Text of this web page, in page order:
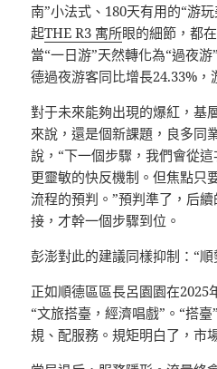
南”小法式、180天有用的“游
起THE R3 寓所眼的細節，都
當“一日游”天然轉化為“過夜游
德過夜游客同比增長24.33%，
對于未來能夠出現的爆紅，基
來說，還是個新課題，良多同
說，“下一個步驟，我們會從
更靈敏的快反機制。但焦點只
流程的預判。”預判準了，后
接，才幹一個步驟到位。
彭澎對此的建議同樣抑制：“
正如順德區區長呂園園在2025
“文旅搭臺，經濟唱戲”。“搭
規、配服務。規矩明白了，市